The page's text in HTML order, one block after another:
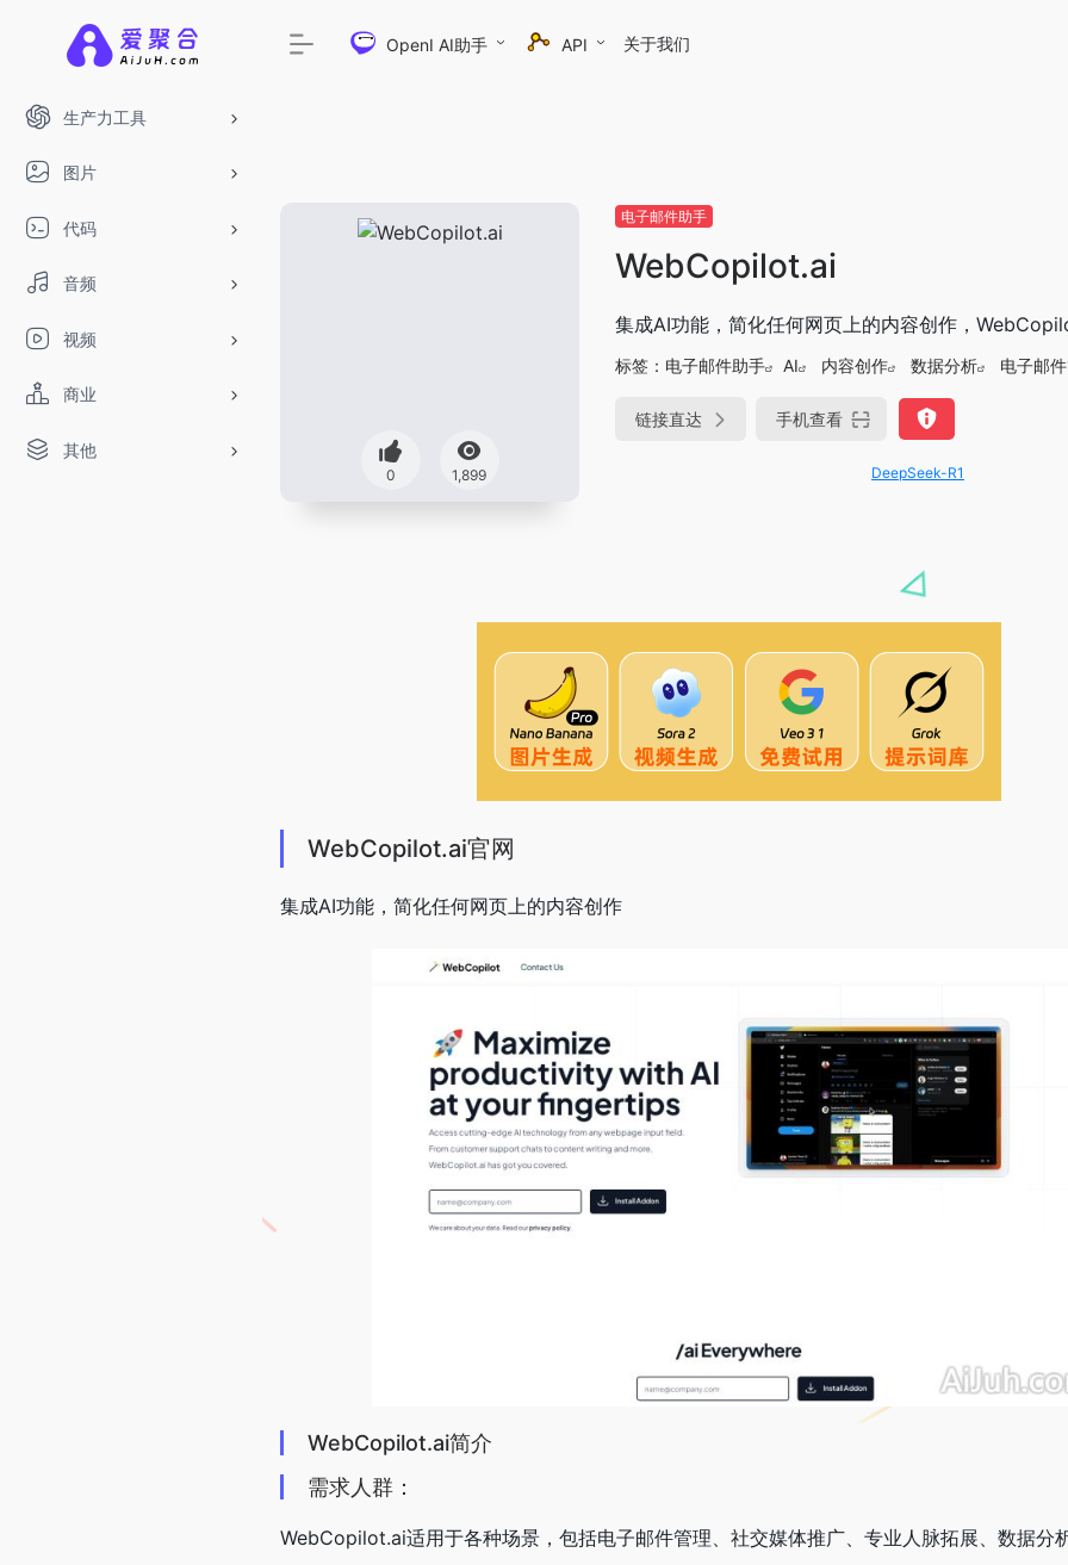
生产力工具
图片
代码
音频
视频
商业
其他
OpenI AI助手 API 关于我们
0 1,899
电子邮件助手
WebCopilot.ai
集成AI功能，简化任何网页上的内容创作，
标签： 电子邮件助手 AI 内容创作 数据分析 电子邮
链接直达 手机查看
DeepSeek-R1、V3满血版免费用！- 字节
WebCopilot.ai官网
集成AI功能，简化任何网页上的内容创作
WebCopilot.ai简介
需求人群：
WebCopilot.ai适用于各种场景，包括电子邮件管理、社交媒体推广、专业人脉拓展、数据分